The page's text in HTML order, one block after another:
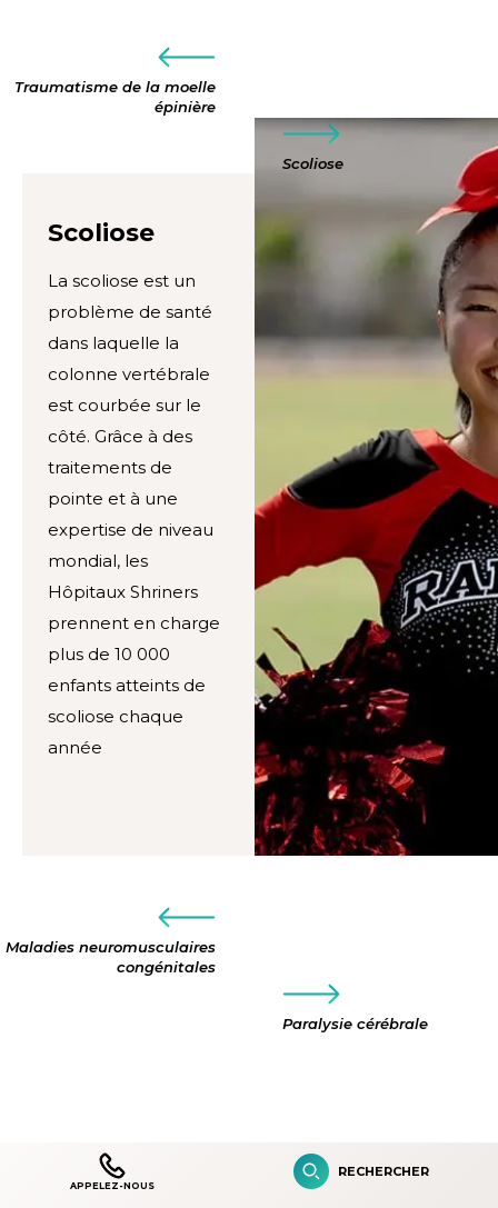
Traumatisme de la moelle
épinière
Scoliose
Scoliose
La scoliose est un
problème de santé
dans laquelle la
colonne vertébrale
est courbée sur le
côté. Grâce à des
traitements de
pointe et à une
expertise de niveau
mondial, les
Hôpitaux Shriners
prennent en charge
plus de 10 000
enfants atteints de
scoliose chaque
année
Maladies neuromusculaires
congénitales
Paralysie cérébrale
PROCHAINES ÉTAPES
APPELEZ-NOUS
RECHERCHER